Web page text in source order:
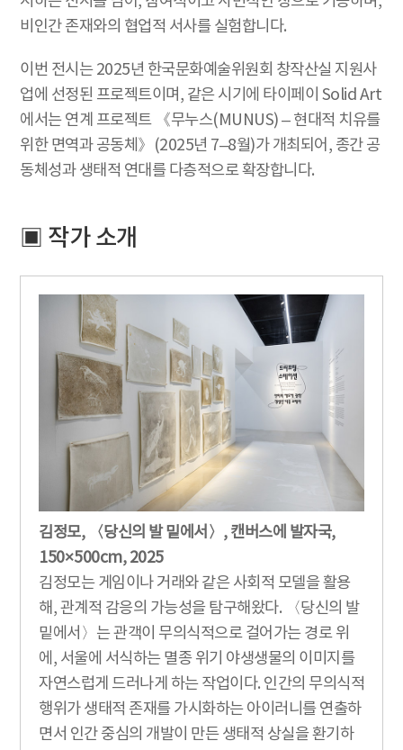
비인간 존재와의 협업적 서사를 실험합니다.
이번 전시는 2025년 한국문화예술위원회 창작산실 지원사
업에 선정된 프로젝트이며, 같은 시기에 타이페이 Solid Art
에서는 연계 프로젝트 《무누스(MUNUS) – 현대적 치유를
위한 면역과 공동체》(2025년 7–8월)가 개최되어, 종간 공
동체성과 생태적 연대를 다층적으로 확장합니다.
▣ 작가 소개
김정모, 〈당신의 발 밑에서〉, 캔버스에 발자국,
150×500cm, 2025
김정모는 게임이나 거래와 같은 사회적 모델을 활용
해, 관계적 감응의 가능성을 탐구해왔다. 〈당신의 발
밑에서〉는 관객이 무의식적으로 걸어가는 경로 위
에, 서울에 서식하는 멸종 위기 야생생물의 이미지를
자연스럽게 드러나게 하는 작업이다. 인간의 무의식적
행위가 생태적 존재를 가시화하는 아이러니를 연출하
면서 인간 중심의 개발이 만든 생태적 상실을 환기하